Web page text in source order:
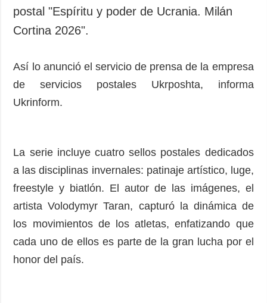
postal "Espíritu y poder de Ucrania. Milán
Cortina 2026".
Así lo anunció el servicio de prensa de la empresa
de servicios postales Ukrposhta, informa
Ukrinform.
La serie incluye cuatro sellos postales dedicados
a las disciplinas invernales: patinaje artístico, luge,
freestyle y biatlón. El autor de las imágenes, el
artista Volodymyr Taran, capturó la dinámica de
los movimientos de los atletas, enfatizando que
cada uno de ellos es parte de la gran lucha por el
honor del país.